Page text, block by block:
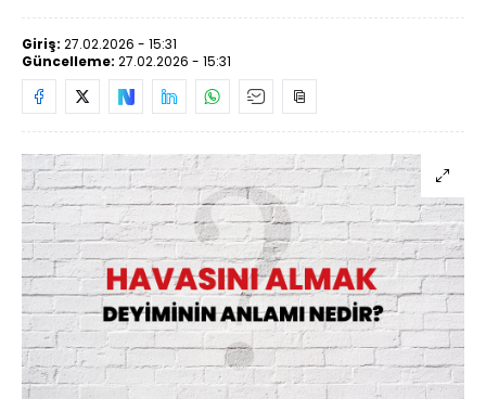
Giriş: 27.02.2026 - 15:31
Güncelleme: 27.02.2026 - 15:31